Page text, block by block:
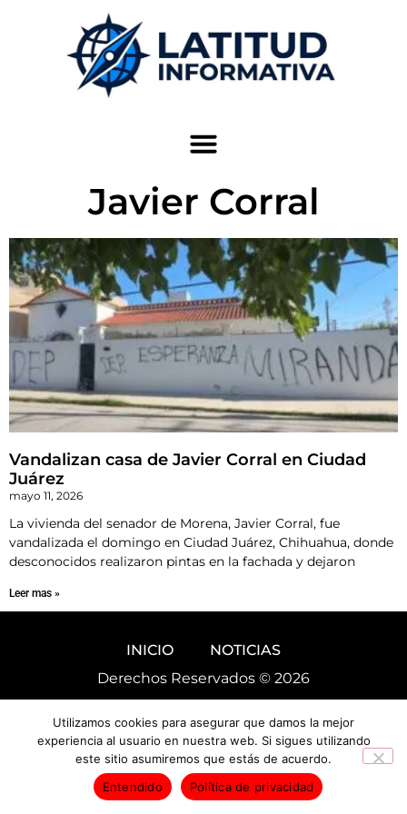
Javier Corral
Vandalizan casa de Javier Corral en Ciudad
Juárez
mayo 11, 2026
La vivienda del senador de Morena, Javier Corral, fue
vandalizada el domingo en Ciudad Juárez, Chihuahua, donde
desconocidos realizaron pintas en la fachada y dejaron
Leer mas »
INICIO
NOTICIAS
Derechos Reservados © 2026
Utilizamos cookies para asegurar que damos la mejor
experiencia al usuario en nuestra web. Si sigues utilizando
este sitio asumiremos que estás de acuerdo.
Entendido
Política de privacidad